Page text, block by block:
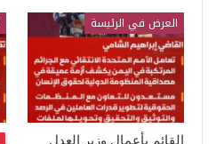
العرض في الرئيسة
القائم بأعمال وزير العدل